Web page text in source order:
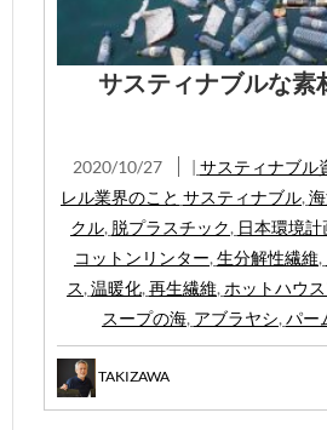
サスティナブルな素
2020/10/27 | サスティナブル
レル業界のこと サスティナブル,
クル, 脱プラスチック, 日本環境計
コットンリンター, 生分解性繊維,
ス, 温暖化, 再生繊維, ホットハウ
スープの海, アブラヤシ, パー
TAKIZAWA